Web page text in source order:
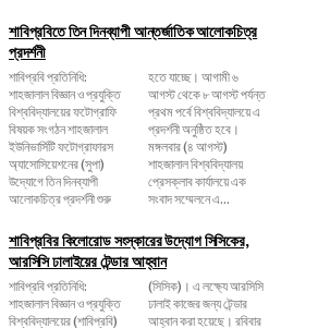
শাবিপ্রবিতে তিন দিনব্যাপী আন্তর্জাতিক আলোকচিত্র
প্রদর্শনী
শাবিপ্রবি প্রতিনিধি:
শাহজালাল বিজ্ঞান ও প্রযুক্তি
বিশ্ববিদ্যালয়ের ফটোগ্রাফি
বিষয়ক সংগঠন শাহজালাল
ইউনিভার্সিটি ফটোগ্রাফারস
অ্যাসোসিয়েশনের (সুপা)
উদ্যোগে তিন দিনব্যাপী
আলোকচিত্র প্রদর্শনী শুরু
হতে যাচ্ছে। আগামী ৬
আগস্ট থেকে ৮ আগস্ট পর্যন্ত
প্রথম পর্বে বিশ্ববিদ্যালয়ে এ
প্রদর্শনী অনুষ্ঠিত হবে।
মঙ্গলবার (৪ আগস্ট)
শাহজালাল বিশ্ববিদ্যালয়
প্রেসক্লাব কার্যালয়ে এক
সংবাদ সম্মেলনে এ...
শাবিপ্রবির কিলোরোড সংস্কারের উদ্যোগ সিসিকের,
আরসিসি ঢালাইয়ের টেন্ডার আহ্বান
শাবিপ্রবি প্রতিনিধি:
শাহজালাল বিজ্ঞান ও প্রযুক্তি
বিশ্ববিদ্যালয়ের (শাবিপ্রবি)
(সিসিক)। এ লক্ষ্যে আরসিসি
ঢালাই কাজের জন্য টেন্ডার
আহ্বান করা হয়েছে। রবিবার